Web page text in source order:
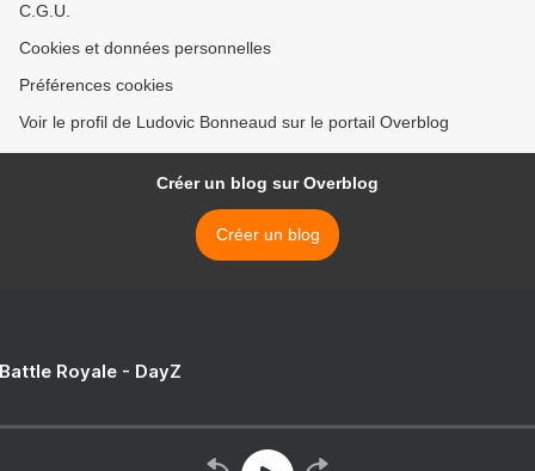
C.G.U.
Cookies et données personnelles
Préférences cookies
Voir le profil de Ludovic Bonneaud sur le portail Overblog
Créer un blog sur Overblog
Créer un blog
Royale - DayZ